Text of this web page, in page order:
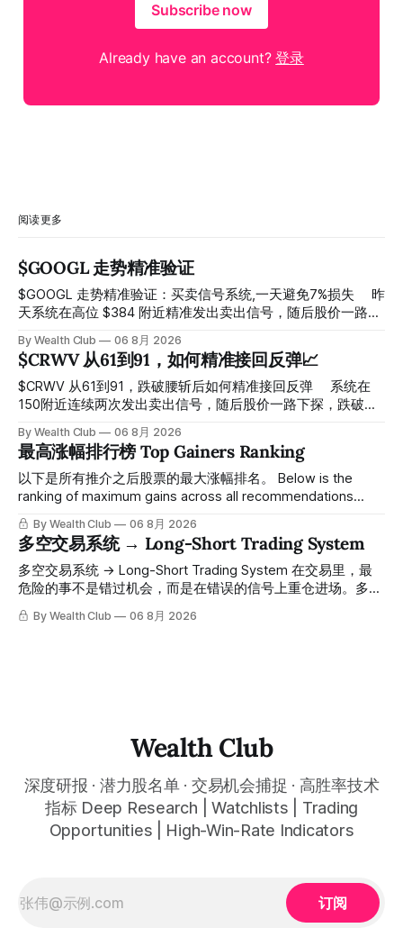
Subscribe now
Already have an account?登录
阅读更多
$GOOGL 走势精准验证
$GOOGL 走势精准验证：买卖信号系统,一天避免7%损失 ⠀ 昨
天系统在高位 $384 附近精准发出卖出信号，随后股价一路下
工干预，无需猜顶猜底，系统结合大数据自动帮你读懂市场情
绪与资金流向的转折点。 ⠀ 想要使用同款买卖信号交易系统
指标，以及更多核心名单、深度研究报告、交易机会 :
thewealthclub.vip
By Wealth Club 06 8月 2026
$CRWV 从61到91，如何精准接回反弹📈
$CRWV 从61到91，跌破腰斩后如何精准接回反弹 ⠀ 系统在
150附近连续两次发出卖出信号，随后股价一路下探，跌破
61附近精准打出Breakout突破信号。 ⠀ 从突破点起算，股价
一路反弹，最高触及91，涨幅接近50%。 ⠀ 今天股价小幅回
调5.07%，收报85.33，仍然稳稳站在突破位置上方。 ⠀ 很多
人觉得交易辛苦，是因为把时间都花在自己画线、盯盘、分析
点。 ⠀ 而这套系统，已经帮你把大数据全部跑过一遍，市场
情绪、资金流向、趋势反转位置，全部自动分析整合，直接把
高胜率信号推送到你面前。 ⠀ 你需要做的，只是准备好一份
自己喜欢的公司清单，剩下的分析交给系统。 ⠀ 交易，本该
标，以及更多核心名单、深度研究报告、交易机会 :
By Wealth Club 06 8月 2026
最高涨幅排行榜 Top Gainers Ranking
以下是所有推介之后股票的最大涨幅排名。 Below is the
ranking of maximum gains across all recommendations
since inclusion. 统计区间为2025年11月1日至2026年7月12
日。所有推介的入场价、目标价及推介日期，均在对应期数
「交易机会」文章发布时同步公开，时间戳可完整溯源，付费
会员随时可交叉核实。 The tracking period covers
November 1, 2025 to July 12, 2026. All entry prices, price
simultaneously in the corresponding "Trading Ideas"
By Wealth Club 06 8月 2026
多空交易系统 → Long-Short Trading System
多空交易系统 → Long-Short Trading System 在交易里，最
危险的事不是错过机会，而是在错误的信号上重仓进场。多空
交易系统真正高胜率的交易，把最高确信度的市场结构，直接
呈现在你的图表上。 无需成为图表专家，强大的算法自动为
with any financial market — stocks, crypto,
By Wealth Club 06 8月 2026
Wealth Club
深度研报 · 潜力股名单 · 交易机会捕捉 · 高胜率技术
指标 Deep Research | Watchlists | Trading
Opportunities | High-Win-Rate Indicators
订阅